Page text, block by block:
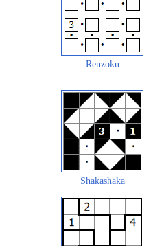
Renzoku
Shakashaka